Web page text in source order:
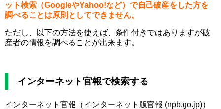
ット検索（GoogleやYahoo!など）で自己破産をした方を
調べることは原則としてできません。
ただし、以下の方法を使えば、条件付きではありますが破
産者の情報を調べることが出来ます。
インターネット官報で検索する
インターネット官報（インターネット版官報 (npb.go.jp)）